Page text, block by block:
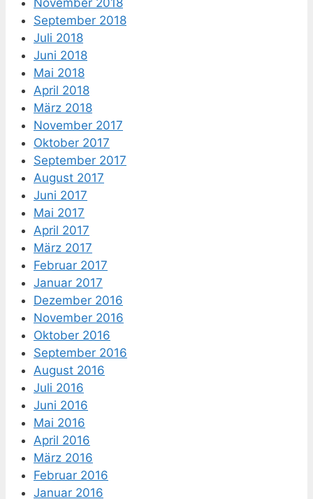
November 2018
September 2018
Juli 2018
Juni 2018
Mai 2018
April 2018
März 2018
November 2017
Oktober 2017
September 2017
August 2017
Juni 2017
Mai 2017
April 2017
März 2017
Februar 2017
Januar 2017
Dezember 2016
November 2016
Oktober 2016
September 2016
August 2016
Juli 2016
Juni 2016
Mai 2016
April 2016
März 2016
Februar 2016
Januar 2016